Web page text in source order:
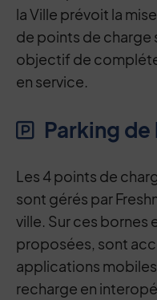
la Ville prévoit la
de points de charge
objectif de
en service.
Parking
Les 4 points de
sont gérés par
ville. Sur ces bornes
proposées, sont
applications
recharge en